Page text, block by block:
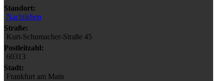
Standort:
Nachtleben
Straße:
Kurt-Schumacher-Straße 45
Postleitzahl:
60313
Stadt:
Frankfurt am Main